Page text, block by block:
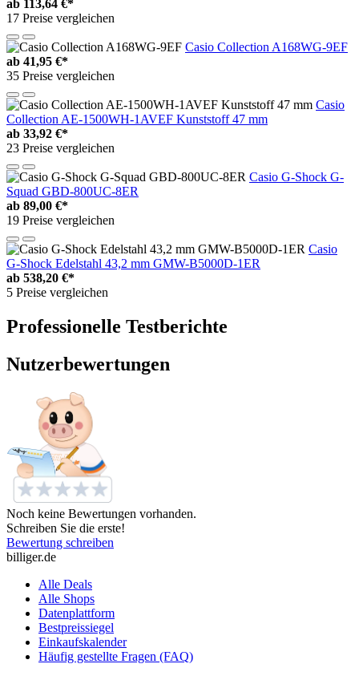
ab 113,64 €*
17 Preise vergleichen
Casio Collection A168WG-9EF
ab 41,95 €*
35 Preise vergleichen
Casio
Collection AE-1500WH-1AVEF Kunststoff 47 mm
ab 33,92 €*
23 Preise vergleichen
Casio G-Shock G-
Squad GBD-800UC-8ER
ab 89,00 €*
19 Preise vergleichen
Casio
G-Shock Edelstahl 43,2 mm GMW-B5000D-1ER
ab 538,20 €*
5 Preise vergleichen
Professionelle Testberichte
Nutzerbewertungen
Noch keine Bewertungen vorhanden.
Schreiben Sie die erste!
Bewertung schreiben
billiger.de
Alle Deals
Alle Shops
Datenplattform
Bestpreissiegel
Einkaufskalender
Häufig gestellte Fragen (FAQ)